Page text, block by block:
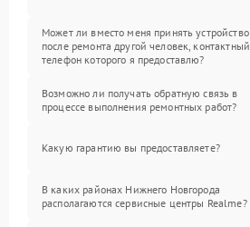
Может ли вместо меня принять устройство
после ремонта другой человек, контактный
телефон которого я предоставлю?
Возможно ли получать обратную связь в
процессе выполнения ремонтных работ?
Какую гарантию вы предоставляете?
В каких районах Нижнего Новгорода
располагаются сервисные центры Realme?